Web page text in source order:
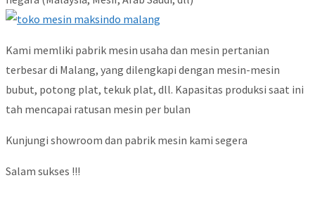
Kami memliki pabrik mesin usaha dan mesin pertanian
terbesar di Malang, yang dilengkapi dengan mesin-mesin
bubut, potong plat, tekuk plat, dll. Kapasitas produksi saat ini
tah mencapai ratusan mesin per bulan
Kunjungi showroom dan pabrik mesin kami segera
Salam sukses !!!